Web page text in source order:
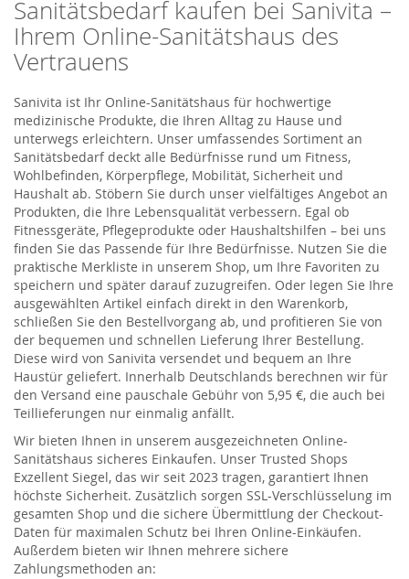
Sanitätsbedarf kaufen bei Sanivita –
Ihrem Online-Sanitätshaus des
Vertrauens
Sanivita ist Ihr Online-Sanitätshaus für hochwertige
medizinische Produkte, die Ihren Alltag zu Hause und
unterwegs erleichtern. Unser umfassendes Sortiment an
Sanitätsbedarf deckt alle Bedürfnisse rund um Fitness,
Wohlbefinden, Körperpflege, Mobilität, Sicherheit und
Haushalt ab. Stöbern Sie durch unser vielfältiges Angebot an
Produkten, die Ihre Lebensqualität verbessern. Egal ob
Fitnessgeräte, Pflegeprodukte oder Haushaltshilfen – bei uns
finden Sie das Passende für Ihre Bedürfnisse. Nutzen Sie die
praktische Merkliste in unserem Shop, um Ihre Favoriten zu
speichern und später darauf zuzugreifen. Oder legen Sie Ihre
ausgewählten Artikel einfach direkt in den Warenkorb,
schließen Sie den Bestellvorgang ab, und profitieren Sie von
der bequemen und schnellen Lieferung Ihrer Bestellung.
Diese wird von Sanivita versendet und bequem an Ihre
Haustür geliefert. Innerhalb Deutschlands berechnen wir für
den Versand eine pauschale Gebühr von 5,95 €, die auch bei
Teillieferungen nur einmalig anfällt.
Wir bieten Ihnen in unserem ausgezeichneten Online-
Sanitätshaus sicheres Einkaufen. Unser Trusted Shops
Exzellent Siegel, das wir seit 2023 tragen, garantiert Ihnen
höchste Sicherheit. Zusätzlich sorgen SSL-Verschlüsselung im
gesamten Shop und die sichere Übermittlung der Checkout-
Daten für maximalen Schutz bei Ihren Online-Einkäufen.
Außerdem bieten wir Ihnen mehrere sichere
Zahlungsmethoden an: